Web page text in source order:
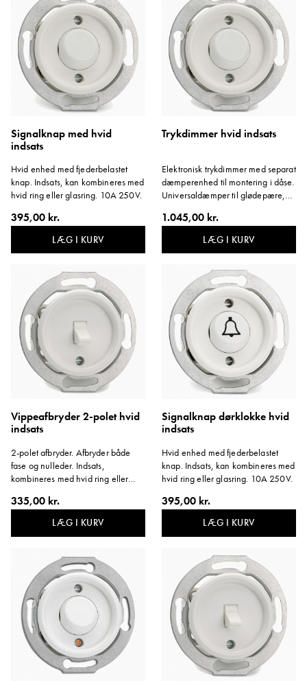
Signalknap med hvid
indsats
Hvid enhed med fjederbelastet
knap. Indsats, kan kombineres med
hvid ring eller glasring. 10A 250V.
395,00 kr.
LÆG I KURV
Trykdimmer hvid indsats
Elektronisk trykdimmer med separat
dæmperenhed til montering i dåse.
Universaldæmper til glødepære,
kvalitet. Kan kobles. Kombineres
med hvid ring.
1.045,00 kr.
LÆG I KURV
Vippeafbryder 2-polet hvid
indsats
2-polet afbryder. Afbryder både
fase og nulleder. Indsats,
kombineres med hvid ring eller
335,00 kr.
LÆG I KURV
Signalknap dørklokke hvid
indsats
Hvid enhed med fjederbelastet
knap. Indsats, kan kombineres med
hvid ring eller glasring. 10A 250V.
395,00 kr.
LÆG I KURV